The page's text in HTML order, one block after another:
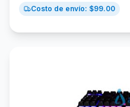
Costo de envío: $99.00